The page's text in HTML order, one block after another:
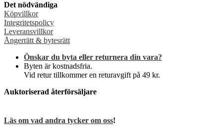
Det nödvändiga
Köpvillkor
Integritetspolicy
Leveransvillkor
Ångerrätt & bytesrätt
Önskar du byta eller returnera din vara?
Byten är kostnadsfria.
Vid retur tillkommer en returavgift på 49 kr.
Auktoriserad återförsäljare
Läs om vad andra tycker om oss!